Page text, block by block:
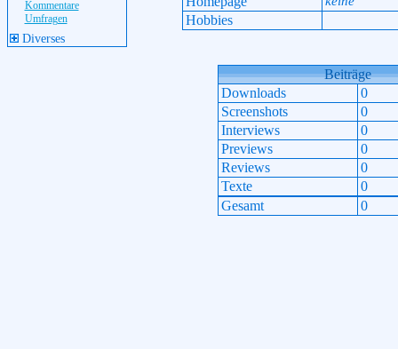
Kommentare
Umfragen
Diverses
Hobbies
Beiträge
Downloads
0
Screenshots
0
Interviews
0
Previews
0
Reviews
0
Texte
0
Gesamt
0